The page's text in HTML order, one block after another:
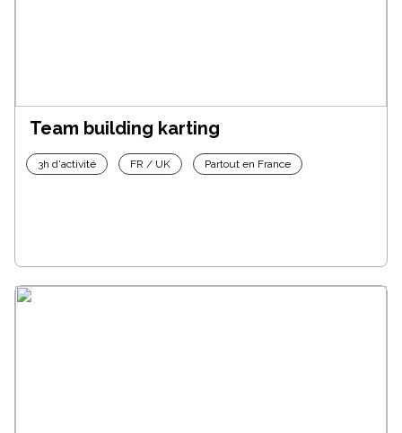
Team building karting
3h d'activité FR / UK Partout en France